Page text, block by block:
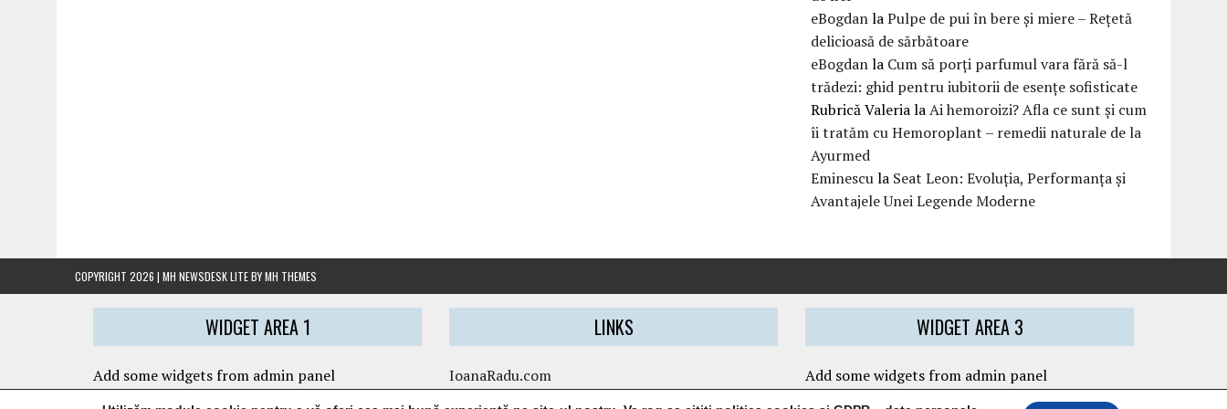
eBogdanlaPulpe de pui în bere și miere – Rețetă
delicioasă de sărbătoare
eBogdanla Cum să porți parfumul vara fără să-l
trădezi: ghid pentru iubitorii de esențe sofisticate
Rubrică ValerialaAi hemoroizi? Afla ce sunt și cum
îi tratăm cu Hemoroplant – remedii naturale de la
Ayurmed
Eminescula Seat Leon: Evoluția, Performanța și
Avantajele Unei Legende Moderne
COPYRIGHT 2026 | MH NEWSDESK LITE BYMH THEMES
WIDGET AREA 1
Add some widgets from admin panel
LINKS
IoanaRadu.com
WIDGET AREA 3
Add some widgets from admin panel